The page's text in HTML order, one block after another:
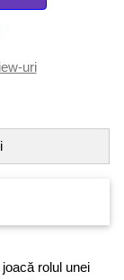
uri
rolul unei